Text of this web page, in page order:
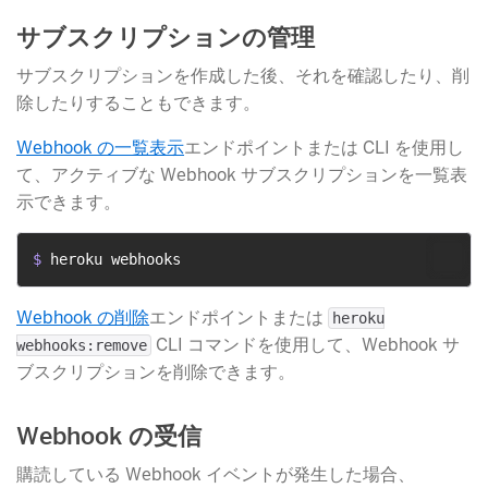
サブスクリプションの管理
サブスクリプションを作成した後、それを確認したり、削
除したりすることもできます。
Webhook の一覧表示​エンドポイントまたは CLI を使用し
て、アクティブな Webhook サブスクリプションを一覧表
示できます。
$ heroku webhooks
Webhook の削除​エンドポイントまたは
heroku
webhooks:remove ​ CLI コマンドを使用して、Webhook サ
ブスクリプションを削除できます。
Webhook の受信
購読している Webhook イベントが発生した場合、